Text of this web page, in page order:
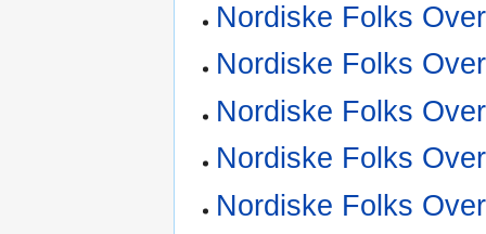
Nordiske Folks
Nordiske Folks
Nordiske Folks
Nordiske Folks
Nordiske Folks